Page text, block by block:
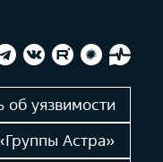
об уязвимости
Астра»